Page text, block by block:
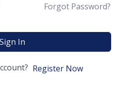
Forgot Password?
Sign In
Register Now